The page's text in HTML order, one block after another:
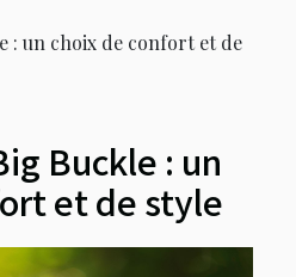
: un choix de confort et de
Buckle : un
et de style